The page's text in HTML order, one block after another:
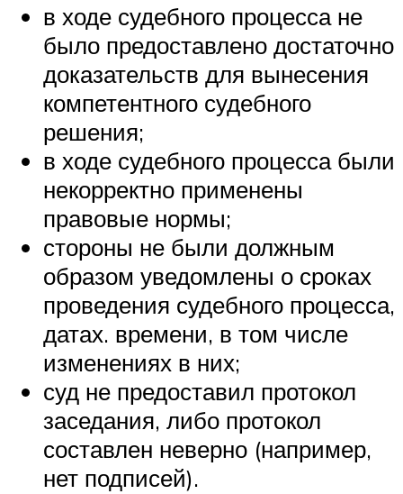
в ходе судебного процесса не
было предоставлено достаточно
доказательств для вынесения
компетентного судебного
решения;
в ходе судебного процесса были
некорректно применены
правовые нормы;
стороны не были должным
образом уведомлены о сроках
проведения судебного процесса,
датах. времени, в том числе
изменениях в них;
суд не предоставил протокол
заседания, либо протокол
составлен неверно (например,
нет подписей).